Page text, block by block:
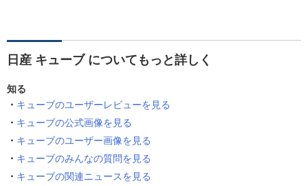
日産 キューブ についてもっと詳しく
知る
キューブのユーザーレビューを見る
キューブの公式画像を見る
キューブのユーザー画像を見る
キューブのみんなの質問を見る
キューブの関連ニュースを見る